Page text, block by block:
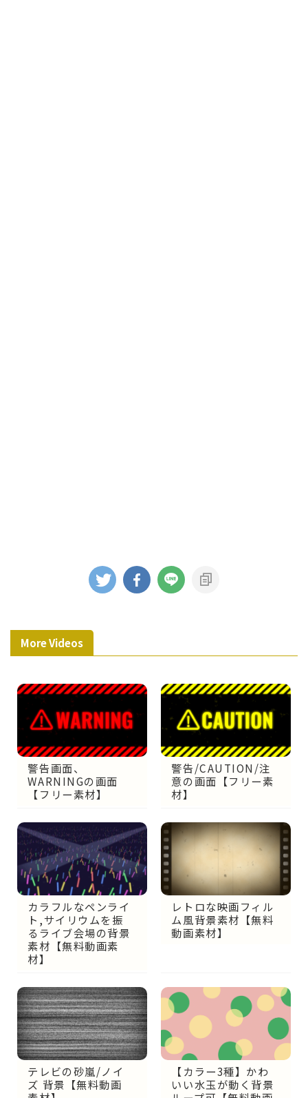
More Videos
警告画面、
WARNINGの画面
【フリー素材】
警告/CAUTION/注
意の画面【フリー素
材】
カラフルなペンライ
ト,サイリウムを振
るライブ会場の背景
素材【無料動画素
材】
レトロな映画フィル
ム風背景素材【無料
動画素材】
テレビの砂嵐/ノイ
ズ 背景【無料動画
【カラー3種】かわ
いい水玉が動く背景